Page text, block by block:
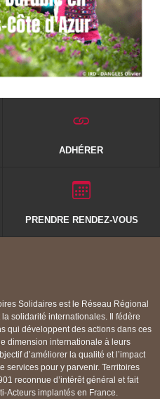
ADHÉRER
PRENDRE RENDEZ-VOUS
Solidaires est le Réseau Régional
solidarité internationales. Il fédère
qui développent des actions dans ces
dimension internationale à leurs
d’améliorer la qualité et l’impact
services pour y parvenir. Territoires
reconnue d’intérêt général et fait
Acteurs implantés en France.